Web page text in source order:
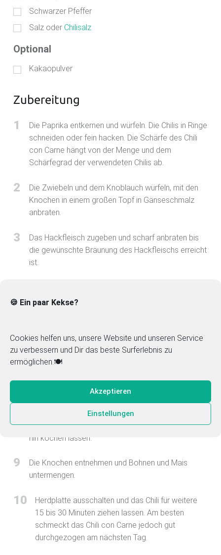
🍪 Ein paar Kekse?
Cookies helfen uns, unsere Website und unseren Service
zu verbessern und Dir das beste Surferlebnis zu
ermöglichen.🍽️
Akzeptieren
Einstellungen
Schwarzer Pfeffer
Salz oder Chilisalz
Optional
Kakaopulver
Zubereitung
1
Die Paprika entkernen und würfeln. Die Chilis in Ringe
schneiden oder fein hacken. Die Schärfe des Chili
con Carne hängt von der Menge und dem
Schärfegrad der verwendeten Chilis ab.
2
Die Zwiebeln und dem Knoblauch würfeln, mit den
Knochen in einem großen Topf in Gänseschmalz
anbraten.
3
Das Hackfleisch zugeben und scharf anbraten bis
die gewünschte Bräunung des Hackfleischs erreicht
ist.
Tomatenmark zugeben.
bei mittlerer Hitze kochen lassen.
6 Die gewürfelten Paprika und Chilis untermischen.
Mit schwarzem Pfeffer, Paprikapulver und Salz
8
Wieder 1 Stunde regelmäßig aufgießen und vor sich
hin kochen lassen.
9
Die Knochen entnehmen und Bohnen und Mais
untermengen.
10
Herdplatte ausschalten und das Chili für weitere
15 bis 30 Minuten ziehen lassen. Am besten
schmeckt das Chili con Carne jedoch gut
durchgezogen am nächsten Tag.